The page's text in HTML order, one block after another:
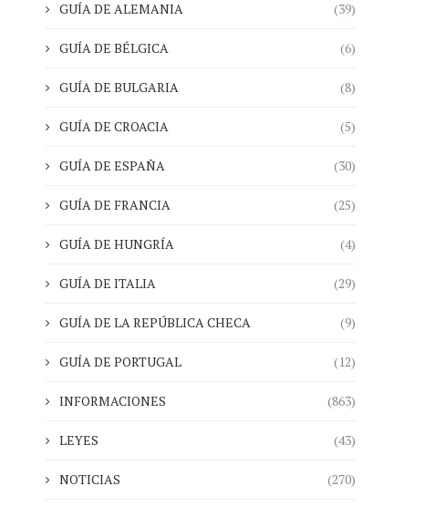
GUÍA DE ALEMANIA (39)
GUÍA DE BÉLGICA (6)
GUÍA DE BULGARIA (8)
GUÍA DE CROACIA (5)
GUÍA DE ESPAÑA (30)
GUÍA DE FRANCIA (25)
GUÍA DE HUNGRÍA (4)
GUÍA DE ITALIA (29)
GUÍA DE LA REPÚBLICA CHECA (9)
GUÍA DE PORTUGAL (12)
INFORMACIONES (863)
LEYES (43)
NOTICIAS (270)